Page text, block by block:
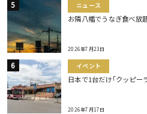
ニュース
お隣八幡でうなぎ食べ放
2026年7月23日
イベント
日本で1台だけ｢クッピー
2026年7月17日